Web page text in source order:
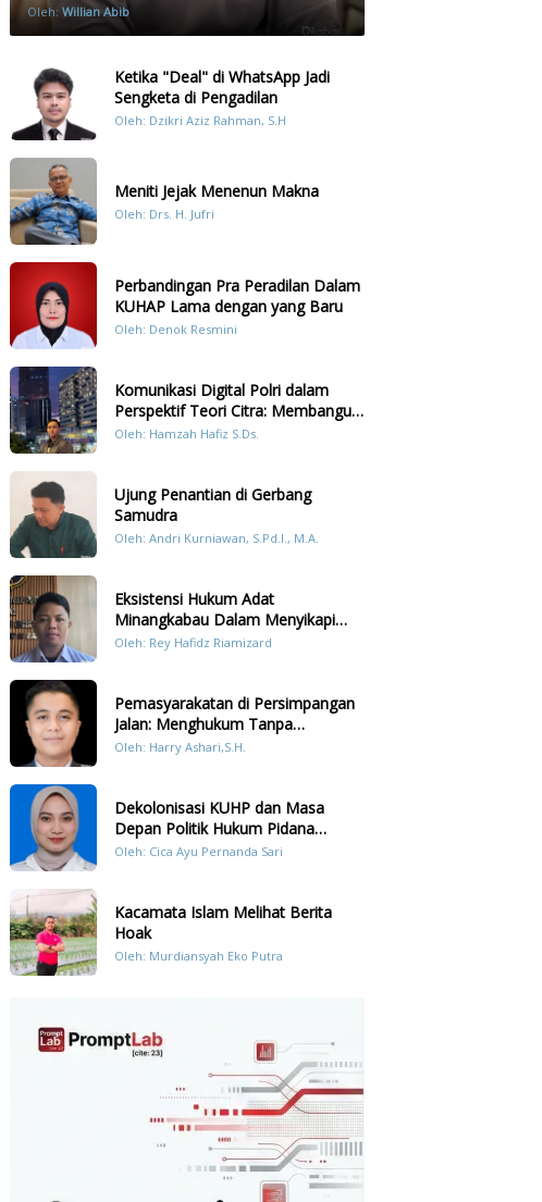
Oleh: Willian Abib
Ketika "Deal" di WhatsApp Jadi
Sengketa di Pengadilan
Oleh: Dzikri Aziz Rahman, S.H
Meniti Jejak Menenun Makna
Oleh: Drs. H. Jufri
Perbandingan Pra Peradilan Dalam
KUHAP Lama dengan yang Baru
Oleh: Denok Resmini
Komunikasi Digital Polri dalam
Perspektif Teori Citra: Membangun
Kepercayaan Publik Melalui Konten
Oleh: Hamzah Hafiz S.Ds.
Ujung Penantian di Gerbang
Samudra
Oleh: Andri Kurniawan, S.Pd.I., M.A.
Eksistensi Hukum Adat
Minangkabau Dalam Menyikapi
Prilaku LGBT Analisis Perbandingan
Oleh: Rey Hafidz Riamizard
Pemasyarakatan di Persimpangan
Jalan: Menghukum Tanpa
Memulihkan?
Oleh: Harry Ashari,S.H.
Dekolonisasi KUHP dan Masa
Depan Politik Hukum Pidana
Indonesia
Oleh: Cica Ayu Pernanda Sari
Kacamata Islam Melihat Berita
Hoak
Oleh: Murdiansyah Eko Putra